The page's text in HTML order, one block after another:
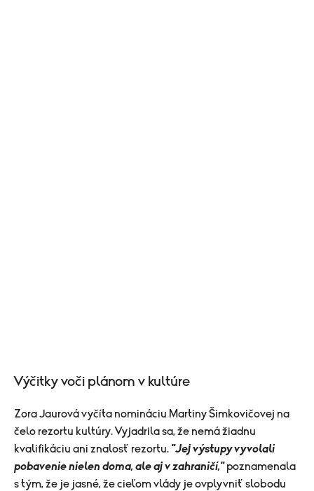
Výčitky voči plánom v kultúre
Zora Jaurová vyčíta nomináciu Martiny Šimkovičovej na
čelo rezortu kultúry. Vyjadrila sa, že nemá žiadnu
kvalifikáciu ani znalosť rezortu. "Jej výstupy vyvolali
pobavenie nielen doma, ale aj v zahraničí,"poznamenala
s tým, že je jasné, že cieľom vlády je ovplyvniť slobodu